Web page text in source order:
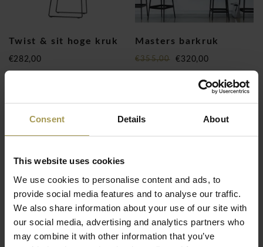
Consent Details About
This website uses cookies
We use cookies to personalise content and ads, to
provide social media features and to analyse our traffic.
We also share information about your use of our site with
our social media, advertising and analytics partners who
may combine it with other information that you’ve
Twist & sit hoge kruk
€282,00
Masters barkruk
€355,00 €320,00
Spoon sta-kruk